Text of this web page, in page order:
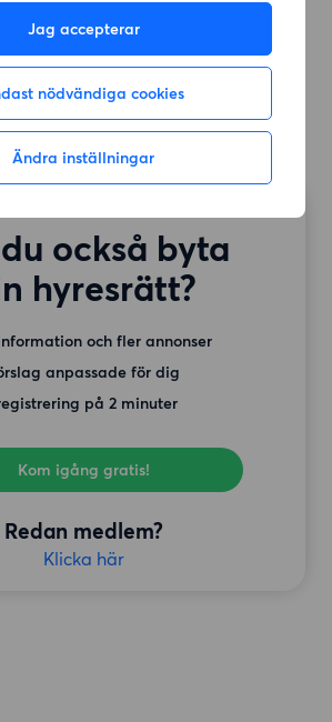
Jag accepterar
nödvändiga cookies
Ändra inställningar
också byta
hyresrätt?
och fler annonser
anpassade för dig
på 2 minuter
Kom igång gratis!
Redan medlem?
Klicka här